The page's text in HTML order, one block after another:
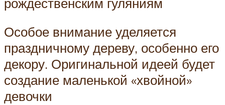
Особое внимание уделяется
праздничному дереву, особенно его
декору. Оригинальной идеей будет
создание маленькой «хвойной»
девочки